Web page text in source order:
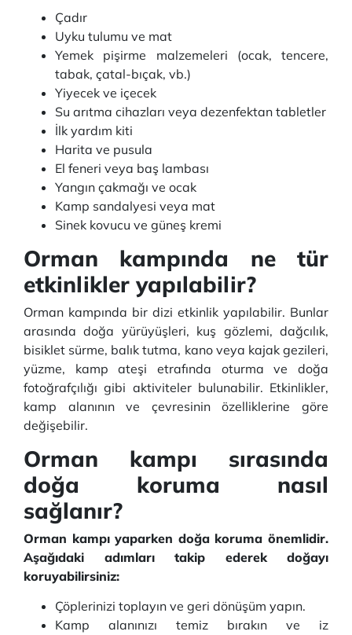
Çadır
Uyku tulumu ve mat
Yemek pişirme malzemeleri (ocak, tencere,
tabak, çatal-bıçak, vb.)
Yiyecek ve içecek
Su arıtma cihazları veya dezenfektan tabletler
İlk yardım kiti
Harita ve pusula
El feneri veya baş lambası
Yangın çakmağı ve ocak
Kamp sandalyesi veya mat
Sinek kovucu ve güneş kremi
Orman kampında ne tür
etkinlikler yapılabilir?
Orman kampında bir dizi etkinlik yapılabilir. Bunlar
arasında doğa yürüyüşleri, kuş gözlemi, dağcılık,
bisiklet sürme, balık tutma, kano veya kajak gezileri,
yüzme, kamp ateşi etrafında oturma ve doğa
fotoğrafçılığı gibi aktiviteler bulunabilir. Etkinlikler,
kamp alanının ve çevresinin özelliklerine göre
değişebilir.
Orman kampı sırasında
doğa koruma nasıl
sağlanır?
Orman kampı yaparken doğa koruma önemlidir.
Aşağıdaki adımları takip ederek doğayı
koruyabilirsiniz:
Çöplerinizi toplayın ve geri dönüşüm yapın.
Kamp alanınızı temiz bırakın ve iz